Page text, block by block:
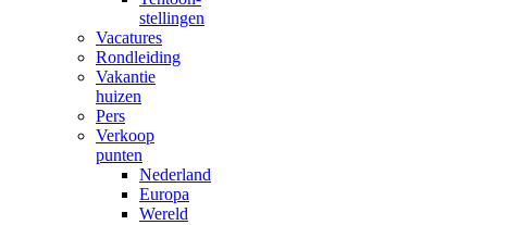
stellingen
Vacatures
Rondleiding
Vakantie
huizen
Pers
Verkoop
punten
Nederland
Europa
Wereld